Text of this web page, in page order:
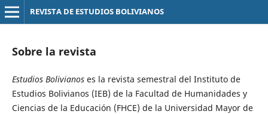
REVISTA DE ESTUDIOS BOLIVIANOS
Sobre la revista
Estudios Bolivianoses la revista semestral del Instituto de
Estudios Bolivianos (IEB) de la Facultad de Humanidades y
Ciencias de la Educación (FHCE) de la Universidad Mayor de